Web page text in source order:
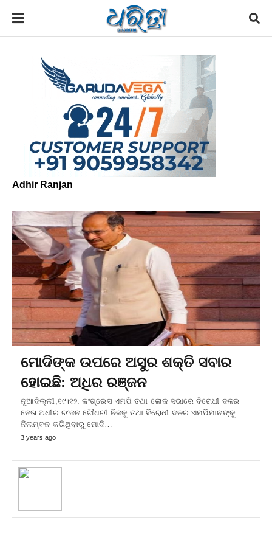
Adhir Ranjan
ମୋଦିଙ୍କ ଉପରେ ଅସୁର ଶକ୍ତି ସବାର
ହୋଇଛି: ଅଧିର ରଞ୍ଜନ
ନୂଆଦିଲ୍ଲୀ,୧୯।୧୨: କଂଗ୍ରେସ ଏମପି ତଥା ଲୋକ ସଭାରେ ବିରୋଧୀ ଦଳର
ନେତା ଅଧୀର ରଂଜନ ଚୌଧରୀ ନିଜକୁ ତଥା ବିରୋଧୀ ଦଳର ଏମପିମାନଙ୍କୁ
ନିଲମ୍ବନ କରିଥିବାରୁ ମୋଦି…
3 years ago